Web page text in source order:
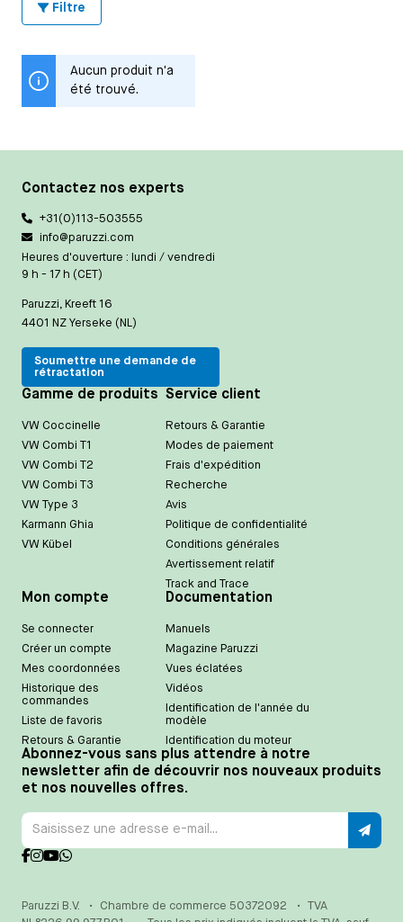
Filtre
Aucun produit n'a
été trouvé.
Contactez nos experts
+31(0)113-503555
info@paruzzi.com
Heures d'ouverture : lundi / vendredi
9 h - 17 h (CET)
Paruzzi, Kreeft 16
4401 NZ Yerseke (NL)
Soumettre une demande de
rétractation
Gamme de produits
VW Coccinelle
VW Combi T1
VW Combi T2
VW Combi T3
VW Type 3
Karmann Ghia
VW Kübel
Service client
Retours & Garantie
Modes de paiement
Frais d'expédition
Recherche
Avis
Politique de confidentialité
Conditions générales
Avertissement relatif
Track and Trace
Mon compte
Se connecter
Créer un compte
Mes coordonnées
Historique des
commandes
Liste de favoris
Retours & Garantie
Documentation
Manuels
Magazine Paruzzi
Vues éclatées
Vidéos
Identification de l'année du
modèle
Identification du moteur
Abonnez-vous sans plus attendre à notre
newsletter afin de découvrir nos nouveaux produits
et nos nouvelles offres.
Paruzzi B.V. • Chambre de commerce 50372092 •
TVA